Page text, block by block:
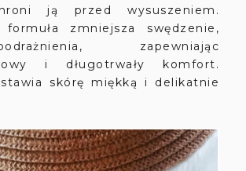
ją przed wysuszeniem.
formuła zmniejsza swędzenie,
zapewniając
i długotrwały komfort.
skórę miękką i delikatnie